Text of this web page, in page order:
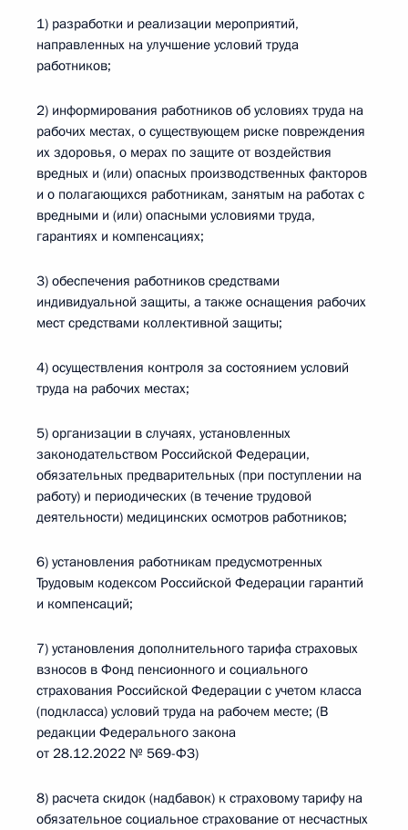
1) разработки и реализации мероприятий,
направленных на улучшение условий труда
работников;
2) информирования работников об условиях труда на
рабочих местах, о существующем риске повреждения
их здоровья, о мерах по защите от воздействия
вредных и (или) опасных производственных факторов
и о полагающихся работникам, занятым на работах с
вредными и (или) опасными условиями труда,
гарантиях и компенсациях;
3) обеспечения работников средствами
индивидуальной защиты, а также оснащения рабочих
мест средствами коллективной защиты;
4) осуществления контроля за состоянием условий
труда на рабочих местах;
5) организации в случаях, установленных
законодательством Российской Федерации,
обязательных предварительных (при поступлении на
работу) и периодических (в течение трудовой
деятельности) медицинских осмотров работников;
6) установления работникам предусмотренных
Трудовым кодексом Российской Федерации гарантий
и компенсаций;
7) установления дополнительного тарифа страховых
взносов в Фонд пенсионного и социального
страхования Российской Федерации с учетом класса
(подкласса) условий труда на рабочем месте; (В
редакции Федерального закона
от 28.12.2022 № 569-ФЗ)
8) расчета скидок (надбавок) к страховому тарифу на
обязательное социальное страхование от несчастных